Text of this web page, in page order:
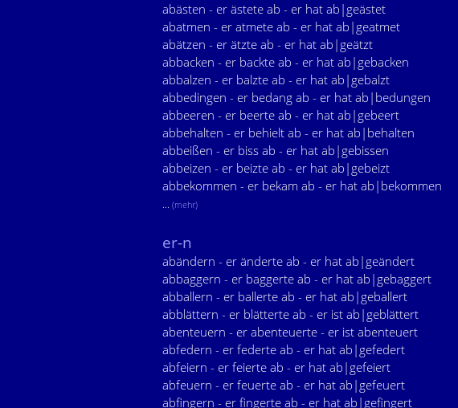
abästen - er ästete ab - er hat ab|geästet
abatmen - er atmete ab - er hat ab|geatmet
abätzen - er ätzte ab - er hat ab|geätzt
abbacken - er backte ab - er hat ab|gebacken
abbalzen - er balzte ab - er hat ab|gebalzt
abbedingen - er bedang ab - er hat ab|bedungen
abbeeren - er beerte ab - er hat ab|gebeert
abbehalten - er behielt ab - er hat ab|behalten
abbeißen - er biss ab - er hat ab|gebissen
abbeizen - er beizte ab - er hat ab|gebeizt
abbekommen - er bekam ab - er hat ab|bekommen
... (mehr)
er-n
abändern - er änderte ab - er hat ab|geändert
abbaggern - er baggerte ab - er hat ab|gebaggert
abballern - er ballerte ab - er hat ab|geballert
abblättern - er blätterte ab - er ist ab|geblättert
abenteuern - er abenteuerte - er ist abenteuert
abfedern - er federte ab - er hat ab|gefedert
abfeiern - er feierte ab - er hat ab|gefeiert
abfeuern - er feuerte ab - er hat ab|gefeuert
abfingern - er fingerte ab - er hat ab|gefingert